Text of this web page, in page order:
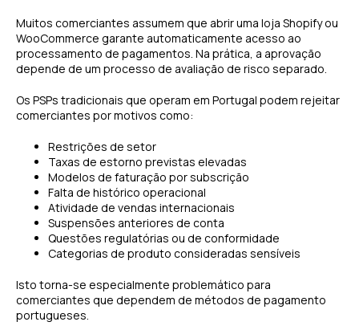
Muitos comerciantes assumem que abrir uma loja Shopify ou
WooCommerce garante automaticamente acesso ao
processamento de pagamentos. Na prática, a aprovação
depende de um processo de avaliação de risco separado.
Os PSPs tradicionais que operam em Portugal podem rejeitar
comerciantes por motivos como:
Restrições de setor
Taxas de estorno previstas elevadas
Modelos de faturação por subscrição
Falta de histórico operacional
Atividade de vendas internacionais
Suspensões anteriores de conta
Questões regulatórias ou de conformidade
Categorias de produto consideradas sensíveis
Isto torna-se especialmente problemático para
comerciantes que dependem de métodos de pagamento
portugueses.